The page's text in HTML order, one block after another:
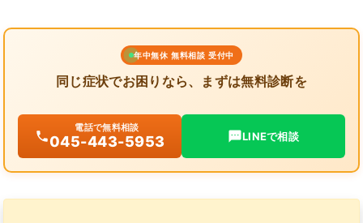
年中無休 無料相談 受付中
同じ症状でお困りなら、まずは無料診断を
電話で無料相談
045-443-5953 LINEで相談